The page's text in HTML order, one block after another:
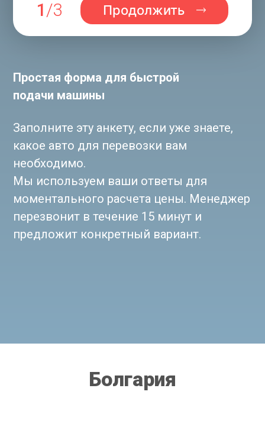
1/3 Продолжить
1
Простая форма для быстрой
подачи машины
Заполните эту анкету, если уже знаете,
какое авто для перевозки вам
необходимо.
Мы используем ваши ответы для
моментального расчета цены. Менеджер
перезвонит в течение 15 минут и
предложит конкретный вариант.
Болгария